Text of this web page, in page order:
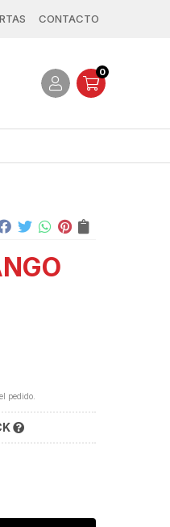
CONTACTO
0
pedido.